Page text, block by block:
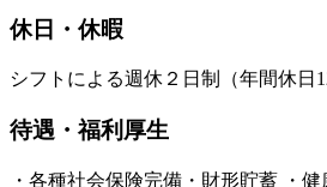
休日・休暇
シフトによる週休２日制（年間休日
待遇・福利厚生
・各種社会保険完備・財形貯蓄 ・